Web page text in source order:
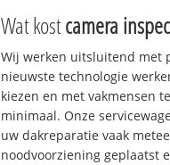
Wat kostcamera
Wij werken uitsluitend met
nieuwste technologie
kiezen en met vakmensen
minimaal. Onze
uw dakreparatie vaak
noodvoorziening geplaatst